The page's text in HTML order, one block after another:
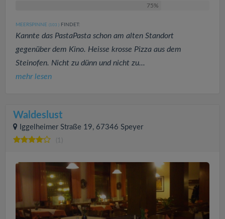
75%
MEERSPINNE (103 ) FINDET:
Kannte das PastaPasta schon am alten Standort
gegenüber dem Kino. Heisse krosse Pizza aus dem
Steinofen. Nicht zu dünn und nicht zu...
mehr lesen
Waldeslust
Iggelheimer Straße 19, 67346 Speyer
(1)